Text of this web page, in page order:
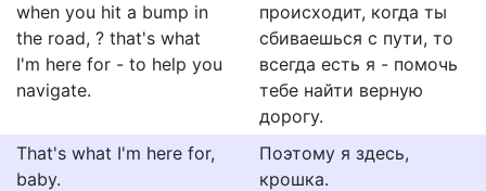
when you hit a bump in
the road, ? that's what
I'm here for - to help you
navigate.
происходит, когда ты
сбиваешься с пути, то
всегда есть я - помочь
тебе найти верную
дорогу.
That's what I'm here for,
baby.
Поэтому я здесь,
крошка.